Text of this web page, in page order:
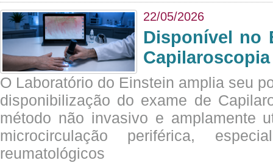
22/05/2026
Disponível no
O Laboratório do Einstein amplia seu
disponibilização do exame de
método não invasivo e amplamente
microcirculação periférica,
reumatológicos